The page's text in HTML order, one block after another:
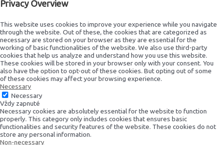
Privacy Overview
This website uses cookies to improve your experience while you navigate
through the website. Out of these, the cookies that are categorized as
necessary are stored on your browser as they are essential for the
working of basic functionalities of the website. We also use third-party
cookies that help us analyze and understand how you use this website.
These cookies will be stored in your browser only with your consent. You
also have the option to opt-out of these cookies. But opting out of some
of these cookies may affect your browsing experience.
Necessary
Necessary
Vždy zapnuté
Necessary cookies are absolutely essential for the website to function
properly. This category only includes cookies that ensures basic
functionalities and security features of the website. These cookies do not
store any personal information.
Non-necessary